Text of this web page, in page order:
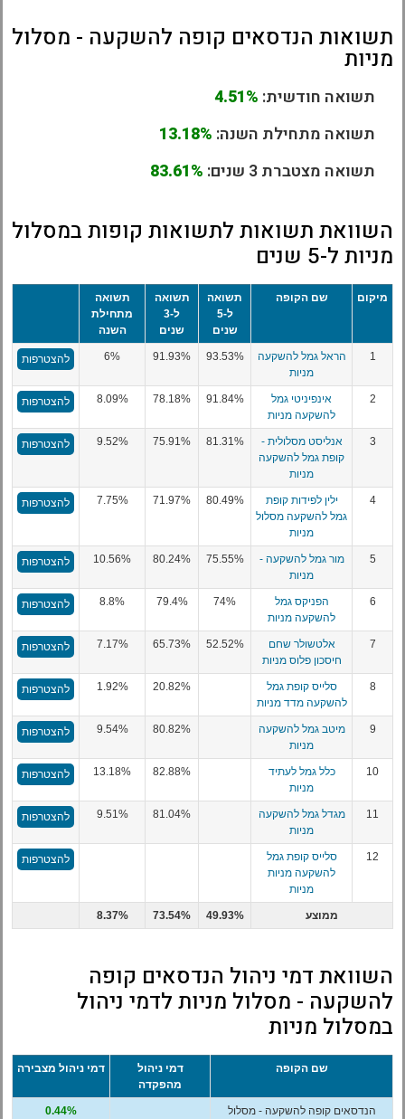
תשואות הנדסאים קופה להשקעה - מסלול
מניות
תשואה חודשית: 4.51%
תשואה מתחילת השנה: 13.18%
תשואה מצטברת 3 שנים:
83.61%
השוואת תשואות לתשואות קופות במסלול
מניות ל-5 שנים
מיקום שם הקופה
תשואה
ל-5
שנים
תשואה
ל-3
שנים
תשואה
מתחילת
השנה
1
הראל גמל להשקעה
מניות
93.53%
91.93%
6% להצטרפות
2
אינפיניטי גמל
להשקעה מניות
91.84%
78.18%
8.09% להצטרפות
3
אנליסט מסלולית -
קופת גמל להשקעה
מניות
81.31%
75.91%
9.52% להצטרפות
4
ילין לפידות קופת
גמל להשקעה מסלול
מניות
80.49%
71.97%
7.75% להצטרפות
5
מור גמל להשקעה -
מניות
75.55%
80.24%
10.56% להצטרפות
6
הפניקס גמל
להשקעה מניות
74%
79.4%
8.8% להצטרפות
7
אלטשולר שחם
חיסכון פלוס מניות
52.52%
65.73%
7.17% להצטרפות
8
סלייס קופת גמל
להשקעה מדד מניות
20.82%
1.92% להצטרפות
9
מיטב גמל להשקעה
מניות
80.82%
9.54% להצטרפות
10
כלל גמל לעתיד
מניות
82.88%
13.18% להצטרפות
11
מגדל גמל להשקעה
מניות
81.04%
9.51% להצטרפות
12
סלייס קופת גמל
להשקעה מניות
מניות
להצטרפות
ממוצע 49.93%
73.54%
8.37%
השוואת דמי ניהול הנדסאים קופה
להשקעה - מסלול מניות לדמי ניהול
במסלול מניות
שם הקופה
דמי ניהול
מהפקדה
דמי ניהול מצבירה
הנדסאים קופה להשקעה - מסלול
0.44%